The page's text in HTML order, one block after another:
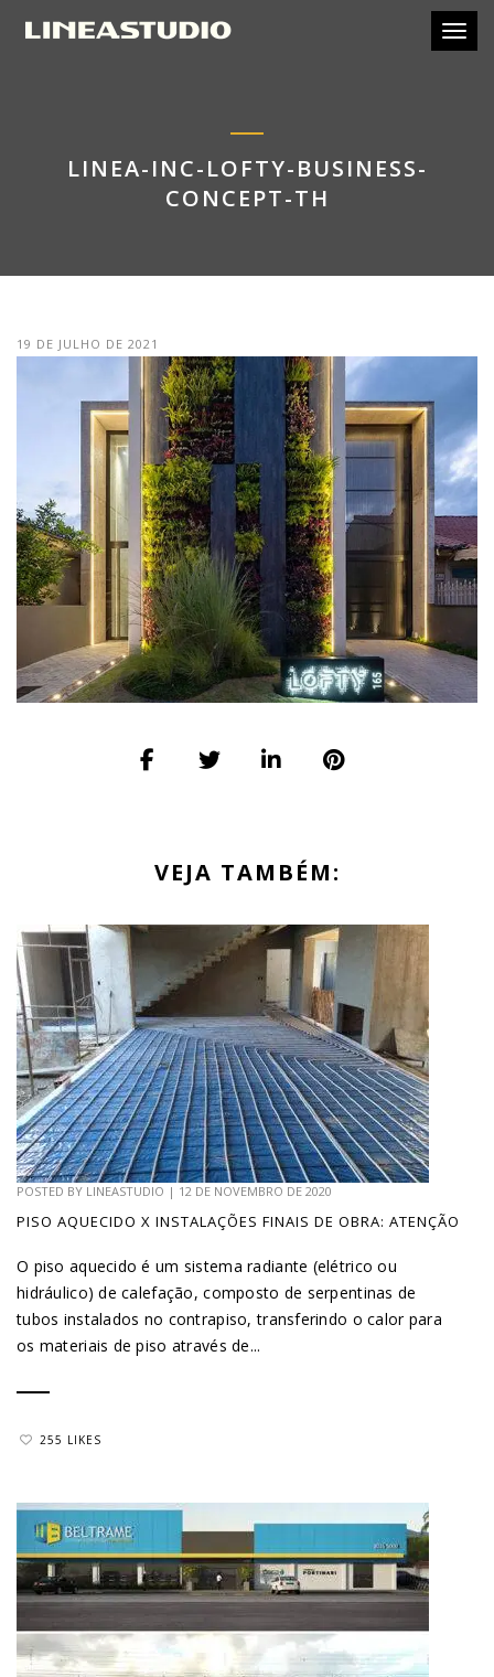
LINEA-INC-LOFTY-BUSINESS-
CONCEPT-TH
19 DE JULHO DE 2021
VEJA TAMBÉM:
POSTED BY LINEASTUDIO | 12 DE NOVEMBRO DE 2020
PISO AQUECIDO X INSTALAÇÕES FINAIS DE OBRA: ATENÇÃO
O piso aquecido é um sistema radiante (elétrico ou
hidráulico) de calefação, composto de serpentinas de
tubos instalados no contrapiso, transferindo o calor para
os materiais de piso através de...
255 LIKES